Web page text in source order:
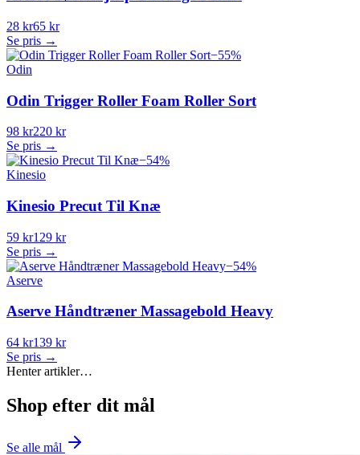
28 kr65 kr
Se pris →
−55%
Odin
Odin Trigger Roller Foam Roller Sort
98 kr220 kr
Se pris →
−54%
Kinesio
Kinesio Precut Til Knæ
59 kr129 kr
Se pris →
−54%
Aserve
Aserve Håndtræner Massagebold Heavy
64 kr139 kr
Se pris →
Henter artikler…
Shop efter dit mål
Se alle mål